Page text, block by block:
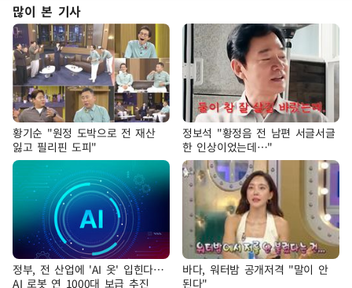
많이 본 기사
황기순 "원정 도박으로 전 재산
잃고 필리핀 도피"
정보석 "황정음 전 남편 서글서글
한 인상이었는데…"
정부, 전 산업에 'AI 옷' 입힌다…
AI 로봇 연 1000대 보급 추진
바다, 워터밤 공개저격 "말이 안
된다"